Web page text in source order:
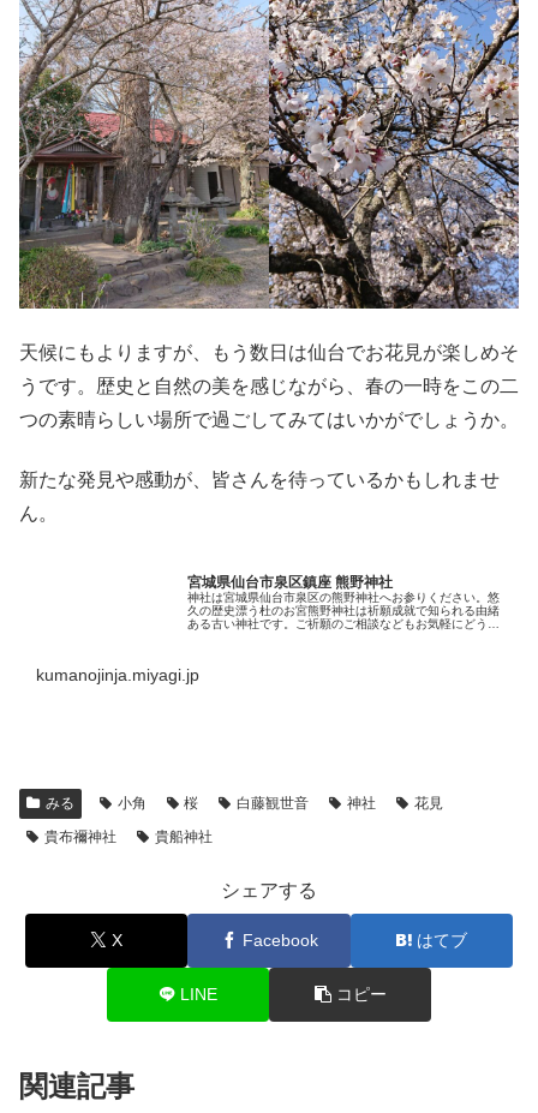
天候にもよりますが、もう数日は仙台でお花見が楽しめそ
うです。歴史と自然の美を感じながら、春の一時をこの二
つの素晴らしい場所で過ごしてみてはいかがでしょうか。
新たな発見や感動が、皆さんを待っているかもしれませ
ん。
宮城県仙台市泉区鎮座 熊野神社
神社は宮城県仙台市泉区の熊野神社へお参りください。悠
久の歴史漂う杜のお宮熊野神社は祈願成就で知られる由緒
ある古い神社です。ご祈願のご相談などもお気軽にどう
kumanojinja.miyagi.jp
みる 小角 桜 白藤観世音 神社
花見
貴布禰神社
貴船神社
シェアする
X Facebook はてブ
LINE コピー
関連記事